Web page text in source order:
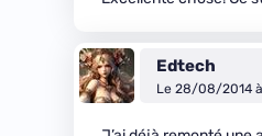
Edtech
Le 28/08/2014